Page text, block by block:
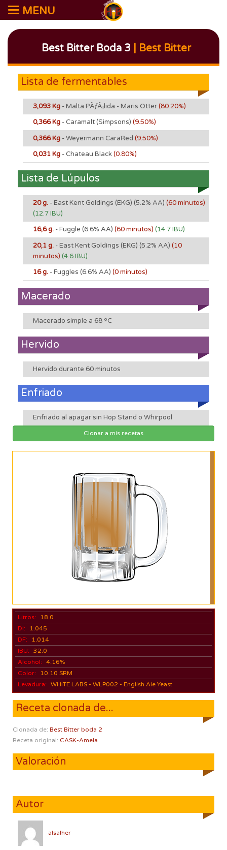
MENU
Best Bitter Boda 3 | Best Bitter
Lista de fermentables
3,093 Kg - Malta PÃƒÂ¡lida - Maris Otter(80.20%)
0,366 Kg - Caramalt (Simpsons) (9.50%)
0,366 Kg - Weyermann CaraRed (9.50%)
0,031 Kg - Chateau Black(0.80%)
Lista de Lúpulos
20 g. - East Kent Goldings (EKG) (5.2% AA) (60 minutos)
(12.7 IBU)
16,6 g. - Fuggle (6.6% AA) (60 minutos) (14.7 IBU)
20,1 g. - East Kent Goldings (EKG) (5.2% AA) (10
minutos) (4.6 IBU)
16 g. - Fuggles (6.6% AA) (0 minutos)
Macerado
Macerado simple a 68 ºC
Hervido
Hervido durante 60 minutos
Enfriado
Enfriado al apagar sin Hop Stand o Whirpool
Clonar a mis recetas
Litros:
18.0
DI:
1.045
DF:
1.014
IBU: 32.0
Alcohol: 4.16%
Color:
10.10 SRM
Levadura: WHITE LABS - WLP002 - English Ale Yeast
Receta clonada de...
Clonada de: Best Bitter boda 2
Receta original: CASK-Amela
Valoración
Autor
alsalher